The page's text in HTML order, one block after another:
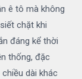
ê tô mà không
chặt khi
đáng kể thời
thống, đặc
dài khác